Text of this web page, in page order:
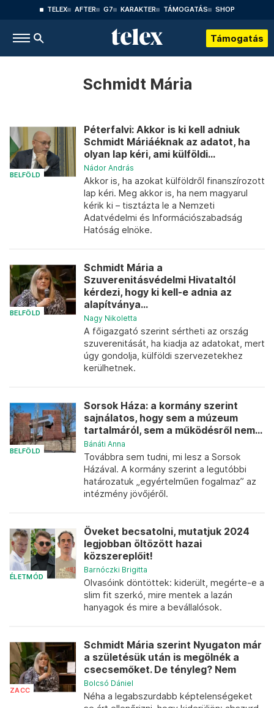
TELEX AFTER G7 KARAKTER TÁMOGATÁS SHOP
Támogatás
Schmidt Mária
BELFÖLD
Péterfalvi: Akkor is ki kell adniuk
Schmidt Máriáéknak az adatot, ha
olyan lap kéri, ami külföldi...
Nádor András
Akkor is, ha azokat külföldről finanszírozott
lap kéri. Meg akkor is, ha nem magyarul
kérik ki – tisztázta le a Nemzeti
Adatvédelmi és Információszabadság
Hatóság elnöke.
BELFÖLD
Schmidt Mária a
Szuverenitásvédelmi Hivataltól
kérdezi, hogy ki kell-e adnia az
alapítványa...
Nagy Nikoletta
A főigazgató szerint sértheti az ország
szuverenitását, ha kiadja az adatokat, mert
úgy gondolja, külföldi szervezetekhez
kerülhetnek.
BELFÖLD
Sorsok Háza: a kormány szerint
sajnálatos, hogy sem a múzeum
tartalmáról, sem a működésről nem...
Bánáti Anna
Továbbra sem tudni, mi lesz a Sorsok
Házával. A kormány szerint a legutóbbi
határozatuk „egyértelműen fogalmaz” az
intézmény jövőjéről.
ÉLETMÓD
Öveket becsatolni, mutatjuk 2024
legjobban öltözött hazai
közszereplőit!
Barnóczki Brigitta
Olvasóink döntöttek: kiderült, megérte-e a
slim fit szerkó, mire mentek a lazán
hanyagok és mire a bevállalósok.
ZACC
Schmidt Mária szerint Nyugaton már
a születésük után is megölnék a
csecsemőket. De tényleg? Nem
Bolcsó Dániel
Néha a legabszurdabb képtelenségeket